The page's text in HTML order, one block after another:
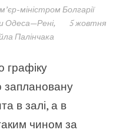
міністром Болгарії
Одеса—Рені, 5 жовтня
Палінчака
графіку
в залі, а в
чином за